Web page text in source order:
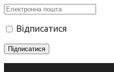
Відписатися